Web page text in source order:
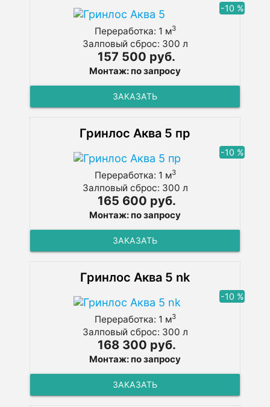
-10 %
Переработка: 1 м3
Залповый сброс: 300 л
157 500 руб.
Монтаж: по запросу
ЗАКАЗАТЬ
Гринлос Аква 5 пр
-10 %
Переработка: 1 м3
Залповый сброс: 300 л
165 600 руб.
Монтаж: по запросу
ЗАКАЗАТЬ
Гринлос Аква 5 nk
-10 %
Переработка: 1 м3
Залповый сброс: 300 л
168 300 руб.
Монтаж: по запросу
ЗАКАЗАТЬ